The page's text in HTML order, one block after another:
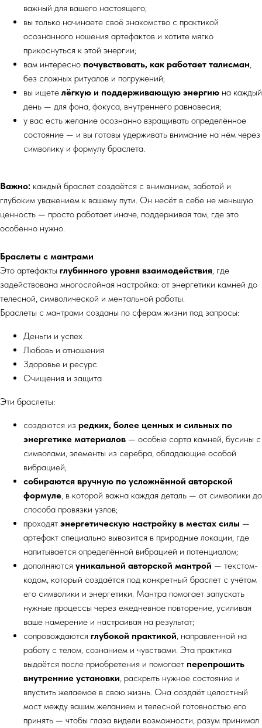
важный для вашего настоящего;
вы только начинаете своё знакомство с практикой
осознанного ношения артефактов и хотите мягко
прикоснуться к этой энергии;
вам интересно почувствовать, как работает талисман,
без сложных ритуалов и погружений;
вы ищете лёгкую и поддерживающую энергию на каждый
день — для фона, фокуса, внутреннего равновесия;
у вас есть желание осознанно взращивать определённое
состояние — и вы готовы удерживать внимание на нём через
символику и формулу браслета.
Важно: каждый браслет создаётся с вниманием, заботой и
глубоким уважением к вашему пути. Он несёт в себе не меньшую
ценность — просто работает иначе, поддерживая там, где это
особенно нужно.
Браслеты с мантрами
Это артефакты глубинного уровня взаимодействия, где
задействована многослойная настройка: от энергетики камней до
телесной, символической и ментальной работы.
Браслеты с мантрами созданы по сферам жизни под запросы:
Деньги и успех
Любовь и отношения
Здоровье и ресурс
Очищения и защита
Эти браслеты:
создаются из редких, более ценных и сильных по
энергетике материалов — особые сорта камней, бусины с
символами, элементы из серебра, обладающие особой
вибрацией;
собираются вручную по усложнённой авторской
формуле, в которой важна каждая деталь — от символики до
способа провязки узлов;
проходят энергетическую настройку в местах силы —
артефакт специально вывозится в природные локации, где
напитывается определённой вибрацией и потенциалом;
дополняются уникальной авторской мантрой — текстом-
кодом, который создаётся под конкретный браслет с учётом
его символики и энергетики. Мантра помогает запускать
нужные процессы через ежедневное повторение, усиливая
ваше намерение и настраивая на результат;
сопровождаются глубокой практикой, направленной на
работу с телом, сознанием и чувствами. Эта практика
выдаётся после приобретения и помогает перепрошить
внутренние установки, раскрыть нужное состояние и
впустить желаемое в свою жизнь. Она создаёт целостный
мост между вашим желанием и телесной готовностью его
принять — чтобы глаза видели возможности, разум принимал